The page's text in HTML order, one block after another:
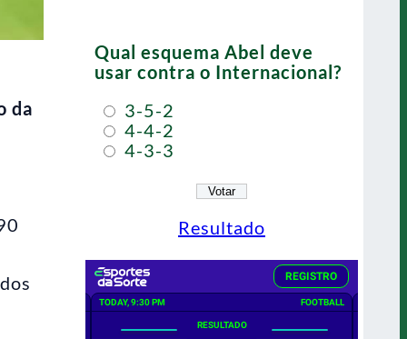
da
Qual esquema Abel deve
usar contra o Internacional?
3-5-2
4-4-2
4-3-3
Resultado